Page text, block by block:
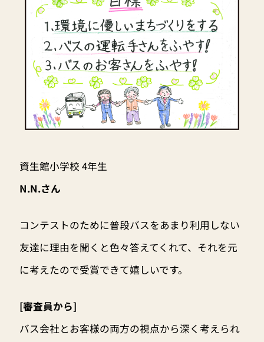
資生館小学校 4年生
N.N.さん
コンテストのために普段バスをあまり利用しない
友達に理由を聞くと色々答えてくれて、それを元
に考えたので受賞できて嬉しいです。
[審査員から]
バス会社とお客様の両方の視点から深く考えられ